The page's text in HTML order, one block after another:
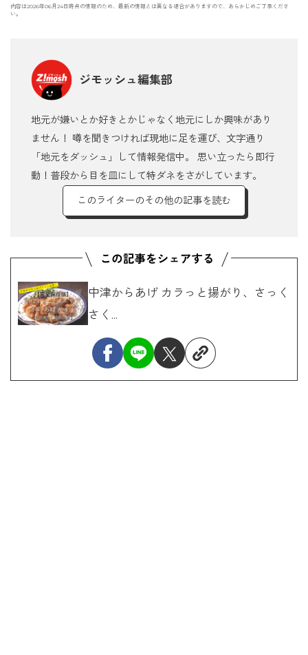
内容は2026年06月24日時点の情報のため、最新の情報とは異なる場合がありますので、あらかじめご了承くださ
い。
ジモッシュ編集部
地元が嫌いとか好きとかじゃなく地元にしか興味があり
ません！ 噂を聞きつければ現地に足を運び、文字通り
「地元をダッシュ」して情報発信中。 思い立ったら即行
動！普段から目を皿にして特ダネをさがしています。
このライターのその他の記事を読む
中津からあげ カラっと揚がり、さっく
さく...